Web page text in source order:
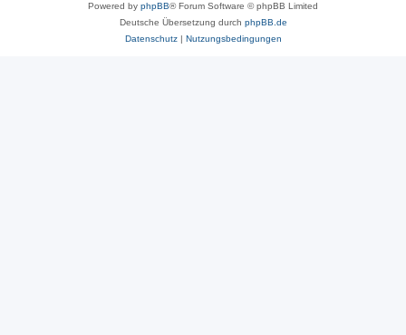
Powered by phpBB® Forum Software © phpBB Limited
Deutsche Übersetzung durch phpBB.de
Datenschutz| Nutzungsbedingungen